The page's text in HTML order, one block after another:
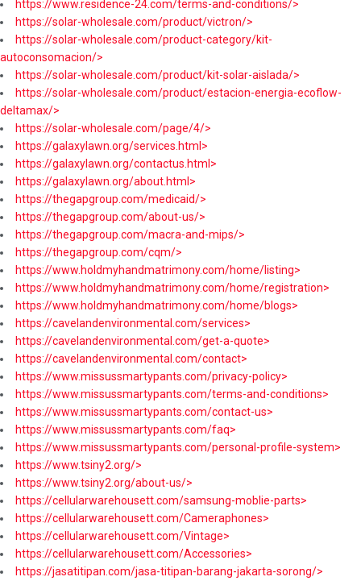
https://www.residence-24.com/terms-and-conditions/>
https://solar-wholesale.com/product/victron/>
https://solar-wholesale.com/product-category/kit-
autoconsomacion/>
https://solar-wholesale.com/product/kit-solar-aislada/>
https://solar-wholesale.com/product/estacion-energia-ecoflow-
deltamax/>
https://solar-wholesale.com/page/4/>
https://galaxylawn.org/services.html>
https://galaxylawn.org/contactus.html>
https://galaxylawn.org/about.html>
https://thegapgroup.com/medicaid/>
https://thegapgroup.com/about-us/>
https://thegapgroup.com/macra-and-mips/>
https://thegapgroup.com/cqm/>
https://www.holdmyhandmatrimony.com/home/listing>
https://www.holdmyhandmatrimony.com/home/registration>
https://www.holdmyhandmatrimony.com/home/blogs>
https://cavelandenvironmental.com/services>
https://cavelandenvironmental.com/get-a-quote>
https://cavelandenvironmental.com/contact>
https://www.missussmartypants.com/privacy-policy>
https://www.missussmartypants.com/terms-and-conditions>
https://www.missussmartypants.com/contact-us>
https://www.missussmartypants.com/faq>
https://www.missussmartypants.com/personal-profile-system>
https://www.tsiny2.org/>
https://www.tsiny2.org/about-us/>
https://cellularwarehousett.com/samsung-moblie-parts>
https://cellularwarehousett.com/Cameraphones>
https://cellularwarehousett.com/Vintage>
https://cellularwarehousett.com/Accessories>
https://jasatitipan.com/jasa-titipan-barang-jakarta-sorong/>